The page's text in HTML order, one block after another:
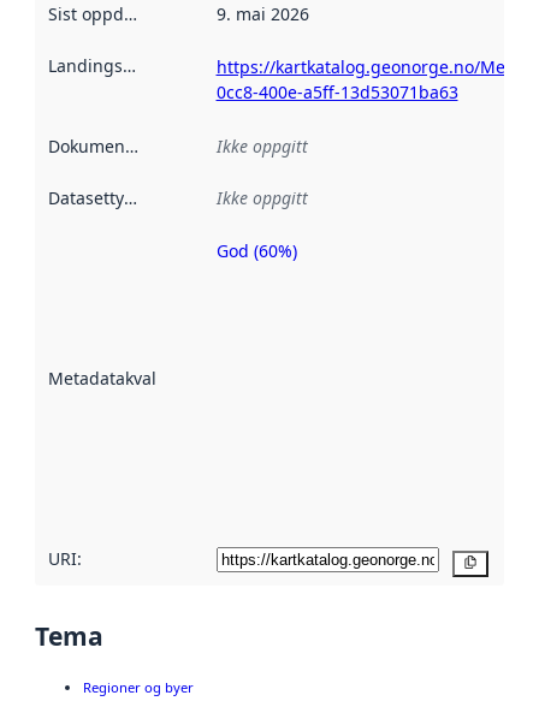
Sist oppdatert 9. mai 2026
Landingsside
https://kartkatalog.geonorge.no/
0cc8-400e-a5ff-13d53071ba63
Dokumentasjon Ikke oppgitt
Datasettype Ikke oppgitt
Metadatakvalitet
Metadatakvalitet
God (60%)
URI:
Tema
Regioner og byer